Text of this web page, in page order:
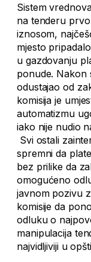
Sistem
na tenderu
iznosom,
mjesto
u gazdovanju
ponude. Nakon
odustajao od
komisija je
automatizmu
iako nije nudio
Svi ostali
spremni da
bez prilike da
omogućeno
javnom pozivu
komisije da
odluku o
manipulacija
najvidljiviji u